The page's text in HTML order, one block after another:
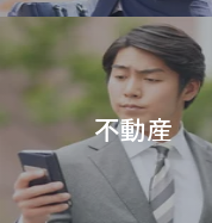
不動産